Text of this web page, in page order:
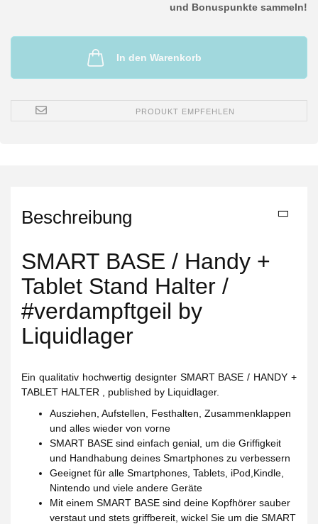
und Bonuspunkte sammeln!
In den Warenkorb
PRODUKT EMPFEHLEN
Beschreibung
SMART BASE / Handy +
Tablet Stand Halter /
#verdampftgeil by
Liquidlager
Ein qualitativ hochwertig designter SMART BASE / HANDY +
TABLET HALTER , published by Liquidlager.
Ausziehen, Aufstellen, Festhalten, Zusammenklappen
und alles wieder von vorne
SMART BASE sind einfach genial, um die Griffigkeit
und Handhabung deines Smartphones zu verbessern
Geeignet für alle Smartphones, Tablets, iPod,Kindle,
Nintendo und viele andere Geräte
Mit einem SMART BASE sind deine Kopfhörer sauber
verstaut und stets griffbereit, wickel Sie um die SMART